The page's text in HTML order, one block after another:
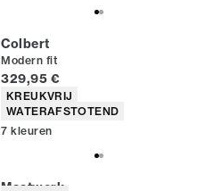
Colbert
Modern fit
Huidige prijs
329,95 €
Producteigenschappen
KREUKVRIJ
WATERAFSTOTEND
7 kleuren
Maatwerk